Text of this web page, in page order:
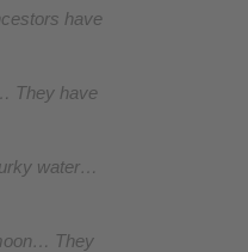
have
They have
water…
They